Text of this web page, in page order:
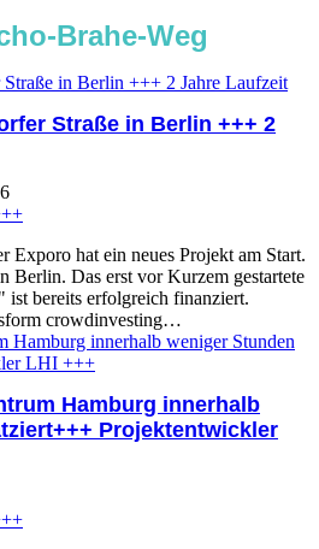
Brahe-Weg
Straße in Berlin +++ 2
Exporo hat ein neues Projekt am Start.
Berlin. Das erst vor Kurzem gestartete
bereits erfolgreich finanziert.
crowdinvesting…
Hamburg innerhalb
Projektentwickler